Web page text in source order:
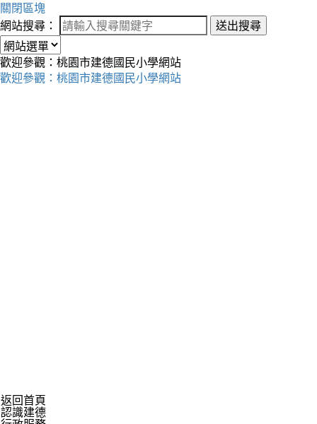
關閉區塊
網站搜尋：
送出搜尋
歡迎參觀：桃園市建德國民小學網站
歡迎參觀：桃園市建德國民小學網站
返回首頁
認識建德